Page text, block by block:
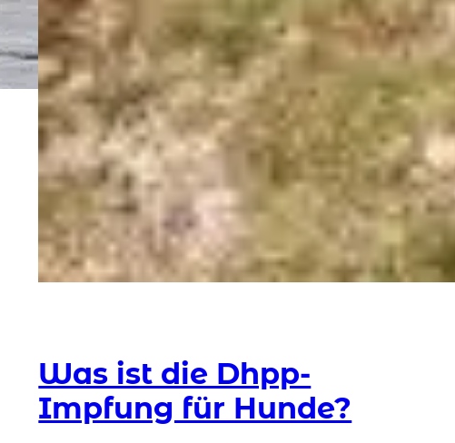
Was ist die Dhpp-
Impfung für Hunde?